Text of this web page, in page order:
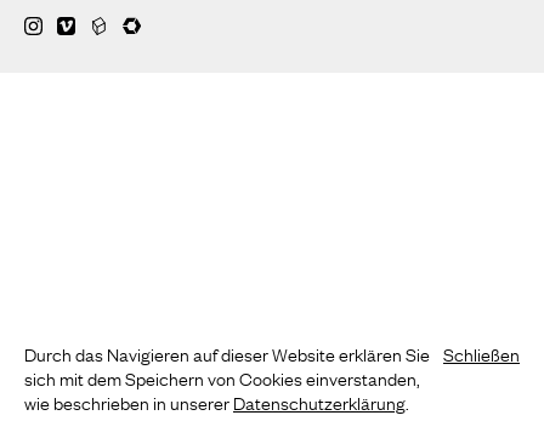
Durch das Navigieren auf dieser Website erklären Sie
sich mit dem Speichern von Cookies einverstanden,
wie beschrieben in unsererDatenschutzerklärung
Schließen